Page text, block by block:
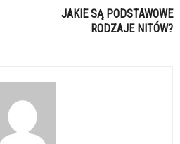
JAKIE SĄ PODSTAWOWE
RODZAJE NITÓW?